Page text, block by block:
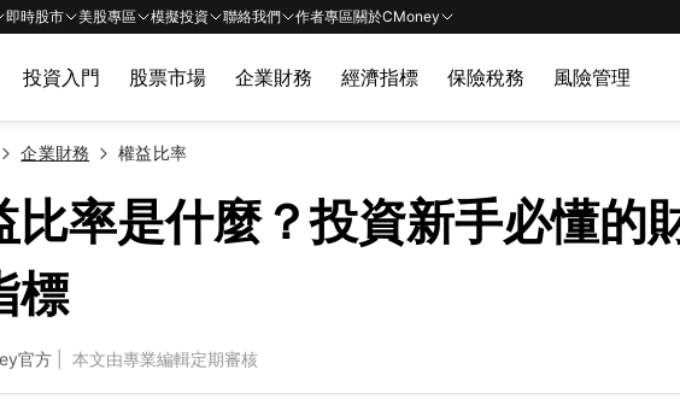
即時股市 美股專區 模擬投資 聯絡我們 作者專區關於CMoney
投資入門 股票市場 企業財務 經濟指標 保險稅務 風險管理
企業財務 權益比率
比率是什麼？投資新手必懂的
標
官方| 本文由專業編輯定期審核